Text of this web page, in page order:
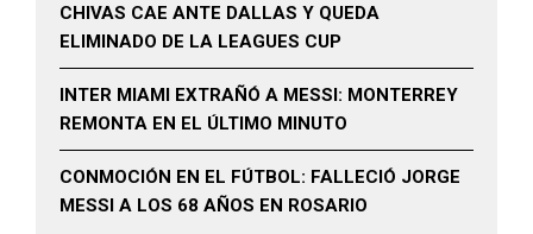
CHIVAS CAE ANTE DALLAS Y QUEDA
ELIMINADO DE LA LEAGUES CUP
INTER MIAMI EXTRAÑÓ A MESSI: MONTERREY
REMONTA EN EL ÚLTIMO MINUTO
CONMOCIÓN EN EL FÚTBOL: FALLECIÓ JORGE
MESSI A LOS 68 AÑOS EN ROSARIO